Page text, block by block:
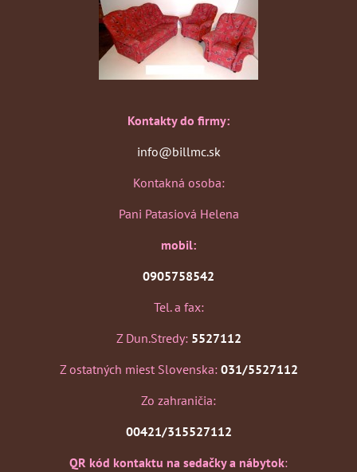
Kontakty do firmy:
info@billmc.sk
Kontakná osoba:
Pani Patasiová Helena
mobil:
0905758542
Tel. a fax:
Z Dun.Stredy: 5527112
Z ostatných miest Slovenska: 031/5527112
Zo zahraničia:
00421/315527112
QR kód kontaktu na sedačky a nábytok: